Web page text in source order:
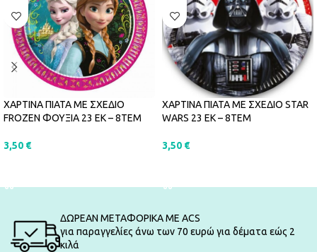
ΧΑΡΤΙΝΑ ΠΙΑΤΑ ΜΕ ΣΧΕΔΙΟ
FROZEN ΦΟΥΞΙΑ 23 ΕΚ – 8ΤΕΜ
3,50 €
ΧΑΡΤΙΝΑ ΠΙΑΤΑ ΜΕ ΣΧΕΔΙΟ STAR
WARS 23 ΕΚ – 8ΤΕΜ
3,50 €
ΔΩΡΕΑΝ ΜΕΤΑΦΟΡΙΚΑ ΜΕ ACS
για παραγγελίες άνω των 70 ευρώ για δέματα εώς 2
κιλά